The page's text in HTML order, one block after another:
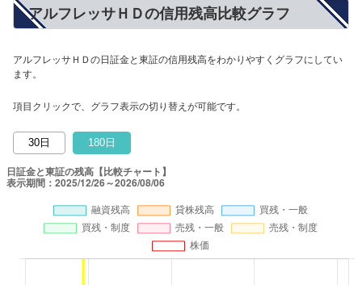
アルフレッサＨＤの信用残高比較グラフ
アルフレッサＨＤの日証金と東証の信用残高をわかりやすくグラフにしてい
ます。
項目クリックで、グラフ表示の切り替えが可能です。
30日 180日